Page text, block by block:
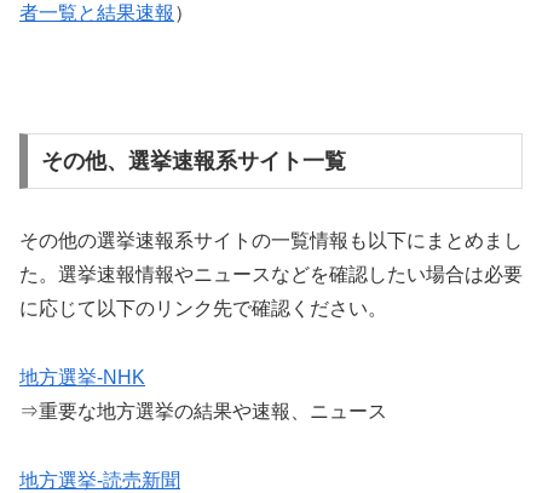
者一覧と結果速報 ）
その他、選挙速報系サイト一覧
その他の選挙速報系サイトの一覧情報も以下にまとめまし
た。選挙速報情報やニュースなどを確認したい場合は必要
に応じて以下のリンク先で確認ください。
地方選挙-NHK
⇒重要な地方選挙の結果や速報、ニュース
地方選挙-読売新聞